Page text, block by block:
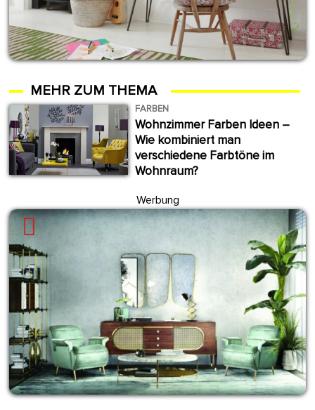
MEHR ZUM THEMA
FARBEN
Wohnzimmer Farben Ideen –
Wie kombiniert man
verschiedene Farbtöne im
Wohnraum?
Werbung